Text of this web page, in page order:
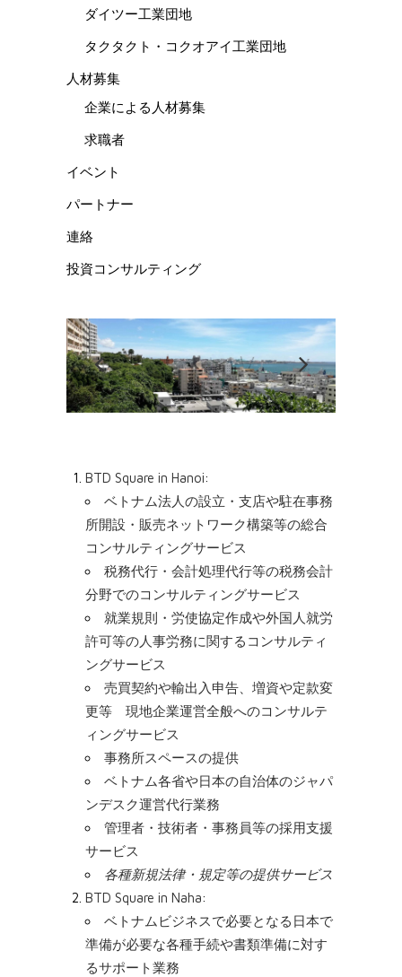
ダイツー工業団地
タクタクト・コクオアイ工業団地
人材募集
企業による人材募集
求職者
イベント
パートナー
連絡
投資コンサルティング
BTD Square in Hanoi:
ベトナム法人の設立・支店や駐在事務
所開設・販売ネットワーク構築等の総合
コンサルティングサービス
税務代行・会計処理代行等の税務会計
分野でのコンサルティングサービス
就業規則・労使協定作成や外国人就労
許可等の人事労務に関するコンサルティ
ングサービス
売買契約や輸出入申告、増資や定款変
更等 現地企業運営全般へのコンサルテ
ィングサービス
事務所スペースの提供
ベトナム各省や日本の自治体のジャパ
ンデスク運営代行業務
管理者・技術者・事務員等の採用支援
サービス
各種新規法律・規定等の提供サービス
BTD Square in Naha:
ベトナムビジネスで必要となる日本で
準備が必要な各種手続や書類準備に対す
るサポート業務